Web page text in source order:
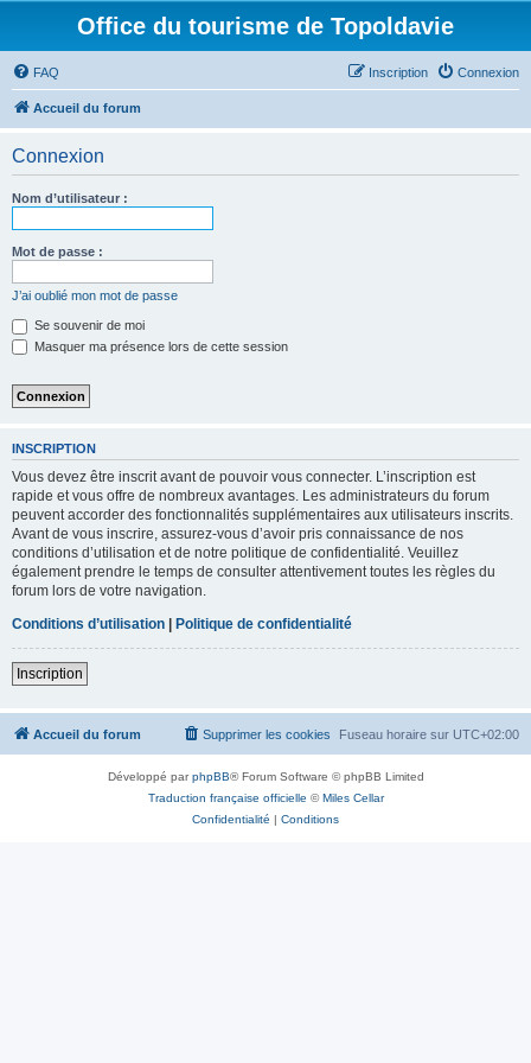
Office du tourisme de Topoldavie
FAQ Connexion
Inscription
Accueil du forum
Connexion
Nom d’utilisateur :
Mot de passe :
J’ai oublié mon mot de passe
Se souvenir de moi
Masquer ma présence lors de cette session
INSCRIPTION
Vous devez être inscrit avant de pouvoir vous connecter. L’inscription est
rapide et vous offre de nombreux avantages. Les administrateurs du forum
peuvent accorder des fonctionnalités supplémentaires aux utilisateurs inscrits.
Avant de vous inscrire, assurez-vous d’avoir pris connaissance de nos
conditions d’utilisation et de notre politique de confidentialité. Veuillez
également prendre le temps de consulter attentivement toutes les règles du
forum lors de votre navigation.
Conditions d’utilisation | Politique de confidentialité
Inscription
Accueil du forum Fuseau horaire sur UTC+02:00
Supprimer les cookies
Développé parphpBB® Forum Software © phpBB Limited
Traduction française officielle ©Miles Cellar
Confidentialité | Conditions